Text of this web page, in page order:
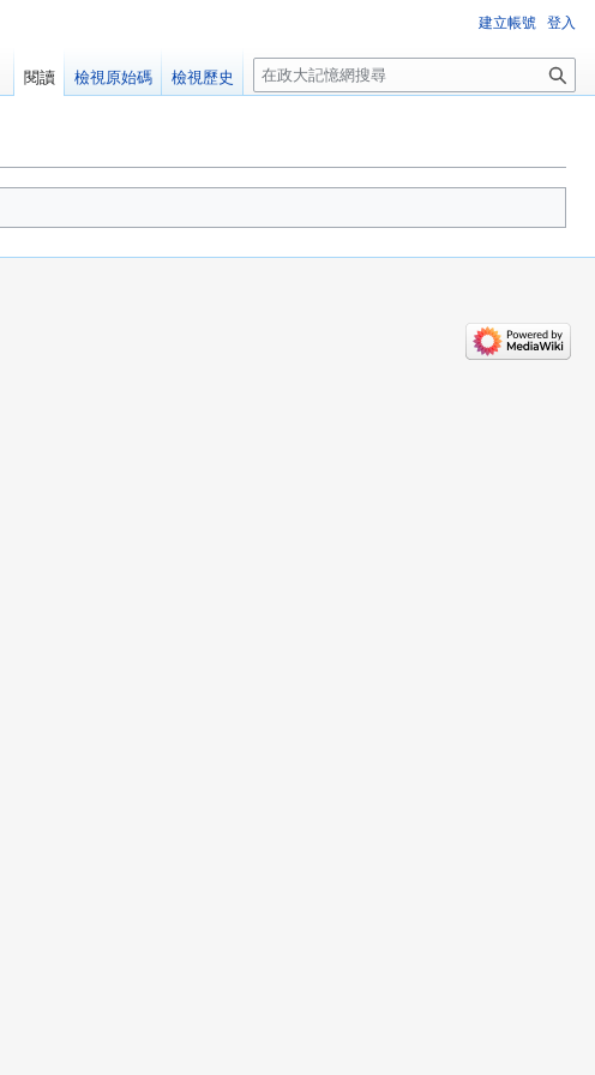
建立帳號 登入
閱讀 檢視原始碼 檢視歷史
搜
尋